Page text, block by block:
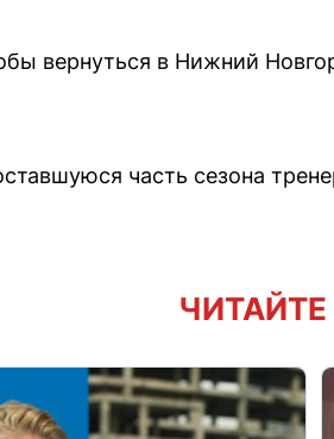
вернуться в Нижний
часть сезона